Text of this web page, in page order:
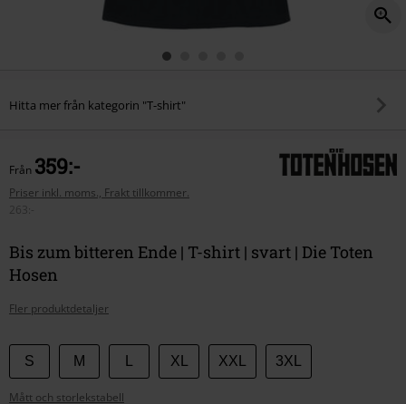
Hitta mer från kategorin "T-shirt"
Från 359:-
Priser inkl. moms., Frakt tillkommer.
263:-
Bis zum bitteren Ende | T-shirt | svart | Die Toten
Hosen
Fler produktdetaljer
Välj
din
storlek
S M XL XXL 3XL
Mått och storlekstabell